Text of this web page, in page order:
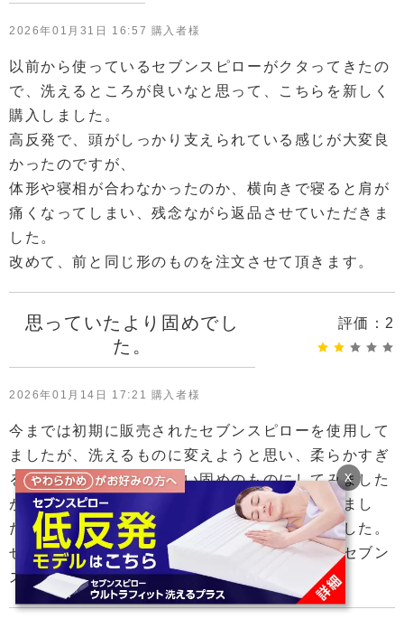
2026年01月31日 16:57 購入者様
以前から使っているセブンスピローがクタってきたの
で、洗えるところが良いなと思って、こちらを新しく
購入しました。
高反発で、頭がしっかり支えられている感じが大変良
かったのですが、
体形や寝相が合わなかったのか、横向きで寝ると肩が
痛くなってしまい、残念ながら返品させていただきま
した。
改めて、前と同じ形のものを注文させて頂きます。
思っていたより固めでし
た。
評価： 2
2026年01月14日 17:21 購入者様
今までは初期に販売されたセブンスピローを使用して
ましたが、洗えるものに変えようと思い、柔らかすぎ
ると沈んでしまうかと思い固めのものにしてみました
が、首に合わなくて肩こりが酷くなってしまいまし
た。お店でも試したりできず失敗してしまいました。
せっかく新しい物を購入しましたが、また古いセブン
スピローに戻そうと思います。
x